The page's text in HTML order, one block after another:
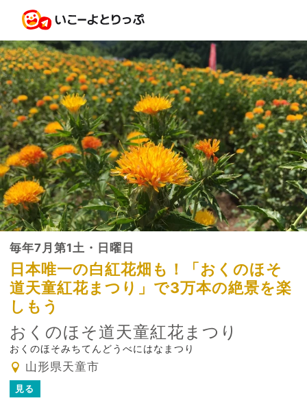
毎年7月第1土・日曜日
日本唯一の白紅花畑も！「おくのほそ
道天童紅花まつり」で3万本の絶景を楽
しもう
おくのほそ道天童紅花まつり
おくのほそみちてんどうべにはなまつり
山形県天童市
見る